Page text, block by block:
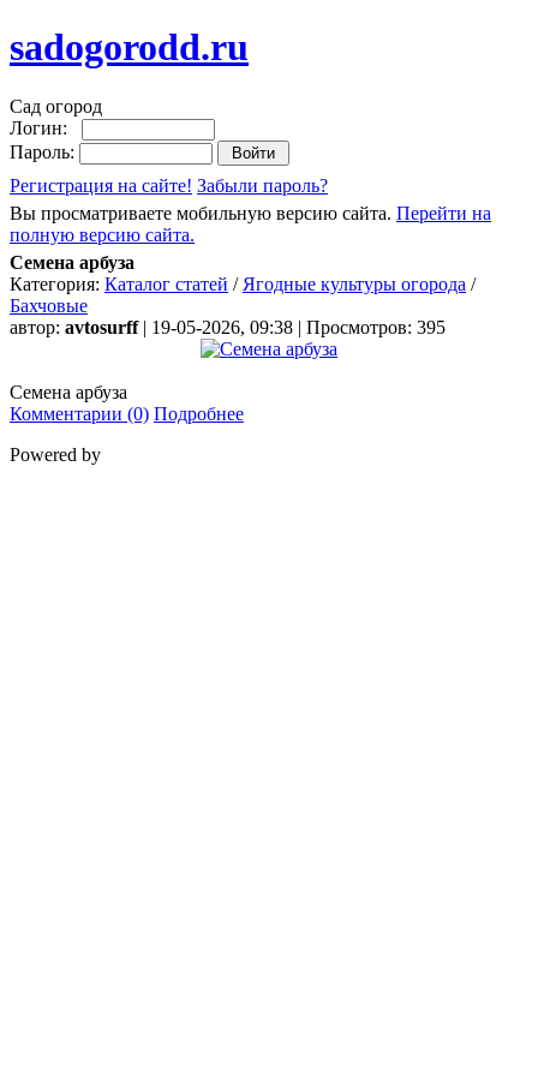
sadogorodd.ru
Сад огород
Логин:
Пароль:
Регистрация на сайте! Забыли пароль?
Вы просматриваете мобильную версию сайта. Перейти на
полную версию сайта.
Семена арбуза
Категория: Каталог статей / Ягодные культуры огорода /
Бахчовые
автор: avtosurff| 19-05-2026, 09:38 | Просмотров: 395
Семена арбуза
Комментарии (0) Подробнее
Powered by